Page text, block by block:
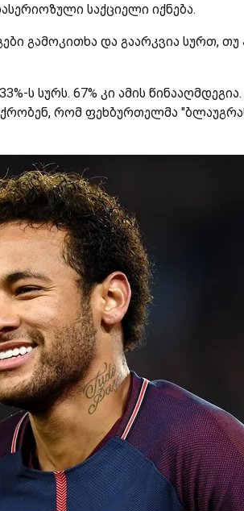
საქციელი იქნება.
გამოკითხა და გაარკვია სურთ, თუ
ს სურს. 67% კი ამის წინააღმდეგია.
რომ ფეხბურთელმა